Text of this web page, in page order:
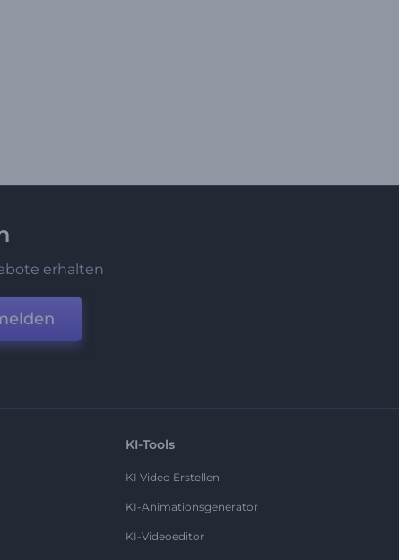
erhalten
KI-Tools
KI Video Erstellen
KI-Animationsgenerator
KI-Videoeditor